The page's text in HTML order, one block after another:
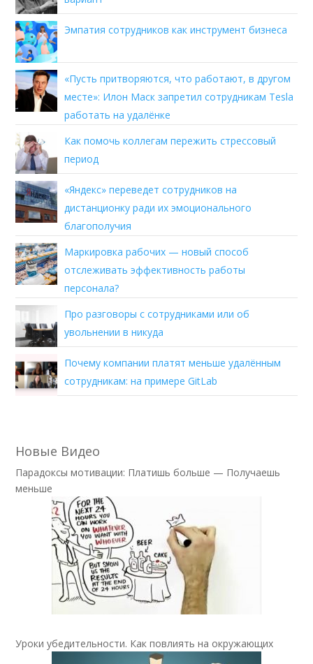
Эмпатия сотрудников как инструмент бизнеса
«Пусть притворяются, что работают, в другом
месте»: Илон Маск запретил сотрудникам Tesla
работать на удалёнке
Как помочь коллегам пережить стрессовый
период
«Яндекс» переведет сотрудников на
дистанционку ради их эмоционального
благополучия
Маркировка рабочих — новый способ
отслеживать эффективность работы
персонала?
Про разговоры с сотрудниками или об
увольнении в никуда
Почему компании платят меньше удалённым
сотрудникам: на примере GitLab
Новые Видео
Парадоксы мотивации: Платишь больше — Получаешь
меньше
Уроки убедительности. Как повлиять на окружающих